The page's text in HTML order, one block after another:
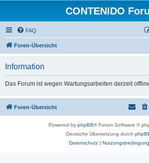
CONTENIDO
FAQ
Foren-Übersicht
Information
Das Forum ist wegen Wartungsarbeiten derzeit
Foren-Übersicht
Powered by phpBB® Forum Software ©
Deutsche Übersetzung durch
Datenschutz|